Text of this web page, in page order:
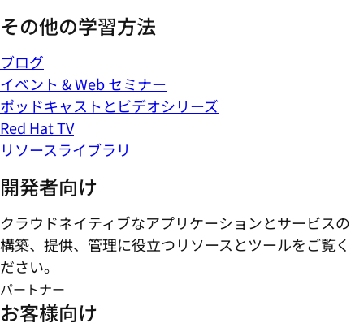
その他の学習方法
ブログ
イベント & Web セミナー
ポッドキャストとビデオシリーズ
Red Hat TV
リソースライブラリ
開発者向け
クラウドネイティブなアプリケーションとサービスの
構築、提供、管理に役立つリソースとツールをご覧く
ださい。
パートナー
お客様向け